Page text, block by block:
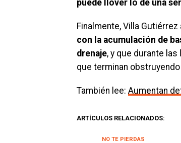
puede llover lo de una
Finalmente, Villa
con la acumulación de
drenaje, y que durante
que terminan
También lee: Aumentan
ARTÍCULOS RELACIONADOS:
NO TE PIERDAS